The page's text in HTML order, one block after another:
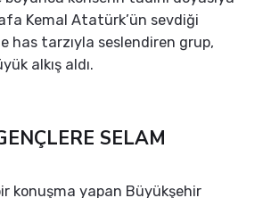
Kemal Atatürk’ün sevdiği
has tarzıyla seslendiren grup,
alkış aldı.
SELAM
konuşma yapan Büyükşehir